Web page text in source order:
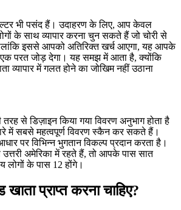
भी पसंद हैं। उदाहरण के लिए, आप केवल
के साथ व्यापार करना चुन सकते हैं जो चोरी से
इससे आपको अतिरिक्त खर्च आएगा, यह आपके
परत जोड़ देगा। यह समझ में आता है, क्योंकि
व्यापार में गलत होने का जोखिम नहीं उठाना
से डिज़ाइन किया गया विवरण अनुभाग होता है
में सबसे महत्वपूर्ण विवरण स्कैन कर सकते हैं।
पर विभिन्न भुगतान विकल्प प्रदान करता है।
अमेरिका में रहते हैं, तो आपके पास सात
लोगों के पास 12 होंगे।
प्राप्त करना चाहिए?